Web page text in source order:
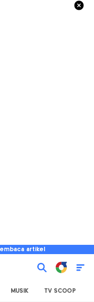
artikel
MUSIK TV SCOOP